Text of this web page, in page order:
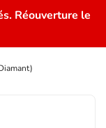
Réouverture le